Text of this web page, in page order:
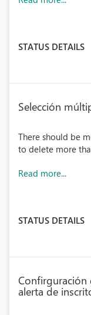
STATUS DETAILS
Selección
There should be
to delete more
Read more...
STATUS DETAILS
alerta de